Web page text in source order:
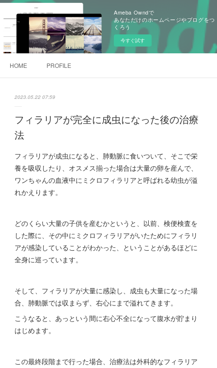
Ameba Owndで
あなただけのホームページやブログをつ
くろう
今すぐ試す
HOME PROFILE
2023.05.22 07:59
フィラリアが完全に成虫になった後の治療
法
フィラリアが成虫になると、肺動脈に食いついて、そこで栄
養を吸収したり、オスメス揃った場合は大量の卵を産んで、
ワンちゃんの血液中にミクロフィラリアと呼ばれる幼虫が溢
れかえります。
どのくらい大量の子供を産むかというと、以前、検便検査を
した際に、その中にミクロフィラリアがいたためにフィラリ
アが感染していることがわかった、ということがあるほどに
全身に巡っています。
そして、フィラリアが大量に感染し、成虫も大量になった場
合、肺動脈では収まらず、右心にまで溢れてきます。
こうなると、あっという間に右心不全になって腹水が貯まり
はじめます。
この最終段階まで行った場合、治療法は外科的なフィラリア